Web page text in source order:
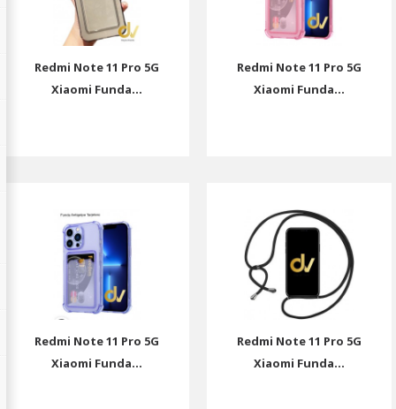
Redmi Note 11 Pro 5G
Xiaomi Funda...
Redmi Note 11 Pro 5G
Xiaomi Funda...
Redmi Note 11 Pro 5G
Xiaomi Funda...
Redmi Note 11 Pro 5G
Xiaomi Funda...